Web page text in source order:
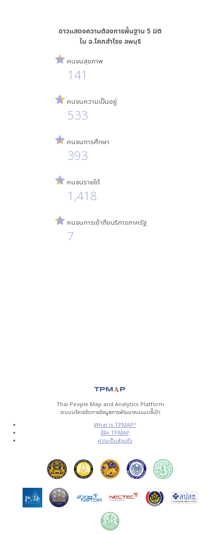
ดาวแสดงความต้องการพื้นฐาน 5 มิติ
ใน อ.โคกสำโรง ลพบุรี
คนจนสุขภาพ
141
คนจนความเป็นอยู่
533
คนจนการศึกษา
393
คนจนรายได้
1,418
คนจนการเข้าถึงบริการภาครัฐ
7
Thai People Map and Analytics Platform
ระบบบริหารจัดการข้อมูลการพัฒนาคนแบบชี้เป้า
What is TPMAP?
รู้จัก TPMAP
ความเป็นส่วนตัว